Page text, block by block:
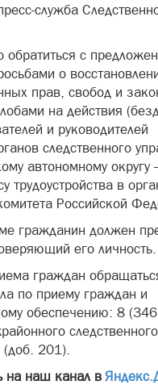
служба
с
о
прав, свобод и
на действия
и руководителей
следственного
автономному
трудоустройства в
Российской
гражданин должен
его личность.
граждан
по приему граждан и
обеспечению: 8
201).
на наш канал в